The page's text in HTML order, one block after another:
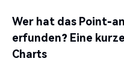
Wer hat das Point-
erfunden? Eine
Charts